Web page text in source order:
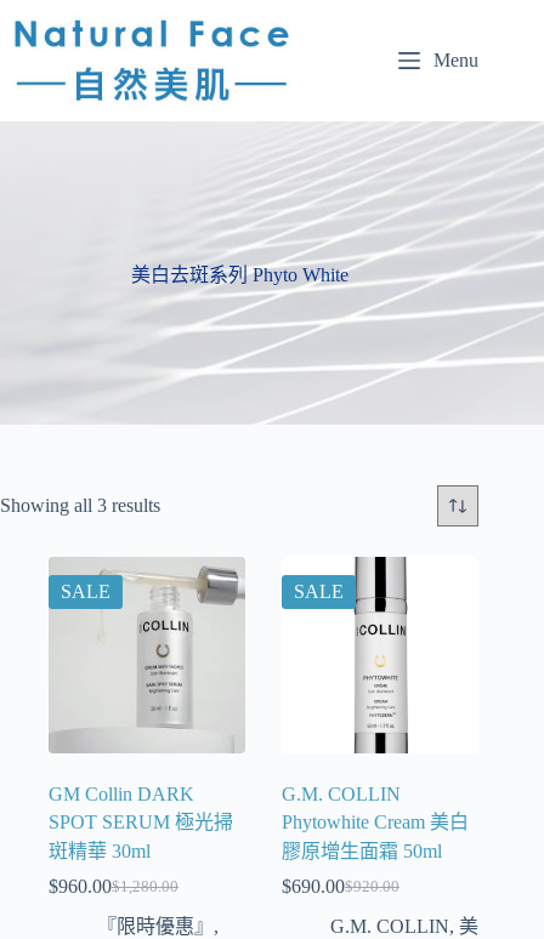
Menu
美白去斑系列 Phyto White
Showing all 3 results
SALE
GM Collin DARK
SPOT SERUM 極光掃
斑精華 30ml
$1,280.00
$960.00
『限時優惠』 ,
SALE
G.M. COLLIN
Phytowhite Cream 美白
膠原增生面霜 50ml
$920.00
$690.00
G.M. COLLIN, 美